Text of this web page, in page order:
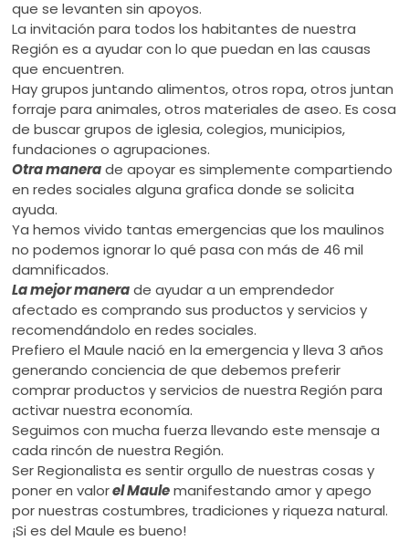
que se levanten sin apoyos.
La invitación para todos los habitantes de nuestra
Región es a ayudar con lo que puedan en las causas
que encuentren.
Hay grupos juntando alimentos, otros ropa, otros juntan
forraje para animales, otros materiales de aseo. Es cosa
de buscar grupos de iglesia, colegios, municipios,
fundaciones o agrupaciones.
Otra manera de apoyar es simplemente compartiendo
en redes sociales alguna grafica donde se solicita
ayuda.
Ya hemos vivido tantas emergencias que los maulinos
no podemos ignorar lo qué pasa con más de 46 mil
damnificados.
La mejor manera de ayudar a un emprendedor
afectado es comprando sus productos y servicios y
recomendándolo en redes sociales.
Prefiero el Maule nació en la emergencia y lleva 3 años
generando conciencia de que debemos preferir
comprar productos y servicios de nuestra Región para
activar nuestra economía.
Seguimos con mucha fuerza llevando este mensaje a
cada rincón de nuestra Región.
Ser Regionalista es sentir orgullo de nuestras cosas y
poner en valorel Maulemanifestando amor y apego
por nuestras costumbres, tradiciones y riqueza natural.
¡Si es del Maule es bueno!